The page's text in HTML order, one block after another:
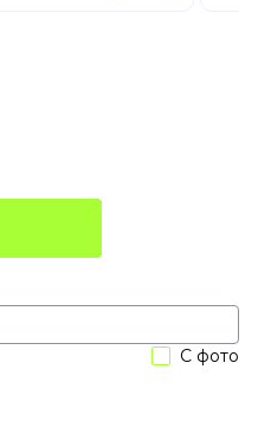
С фото